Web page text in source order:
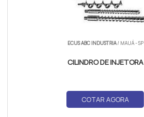
ECUS ABC INDUSTRIA/ MAUÁ - SP
CILINDRO DE INJETORA
COTAR AGORA